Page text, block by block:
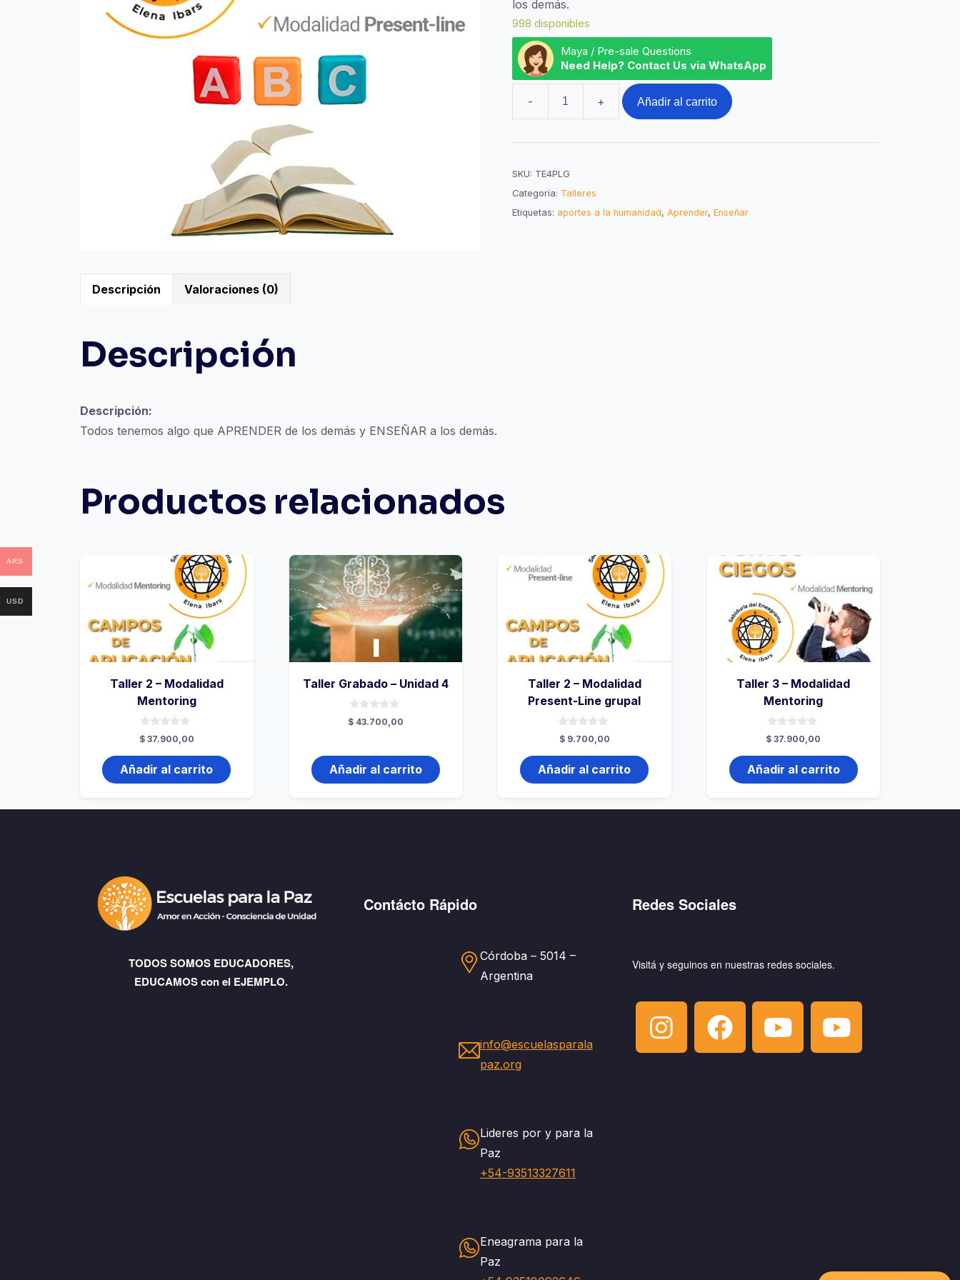
los demás.
998 disponibles
Maya / Pre-sale Questions
Need Help? Contact Us via WhatsApp
-
Modalidad
Present-
Line
+ Añadir al carrito
SKU: TE4PLG
Categoría: Talleres
Etiquetas: aportes a la humanidad, Aprender, Enseñar
Descripción Valoraciones (0)
Descripción
Descripción:
Todos tenemos algo que APRENDER de los demás y ENSEÑAR a los demás.
Productos relacionados
Taller 2 – Modalidad
Mentoring
0
de
5
$37.900,00
Añadir al carrito
Taller Grabado – Unidad 4
0
de
$43.700,00
Añadir al carrito
Taller 2 – Modalidad
Present-Line grupal
0
de
5
$9.700,00
Añadir al carrito
Taller 3 – Modalidad
Mentoring
0
de
5
$ 37.900,00
Añadir al carrito
TODOS SOMOS EDUCADORES,
EDUCAMOS con el EJEMPLO.
Contácto Rápido
Córdoba – 5014 –
Argentina
info@escuelasparala
paz.org
Lideres por y para la
Paz
+54-93513327611
Eneagrama para la
Paz
Redes Sociales
Visitá y seguinos en nuestras redes sociales.
ARS
USD